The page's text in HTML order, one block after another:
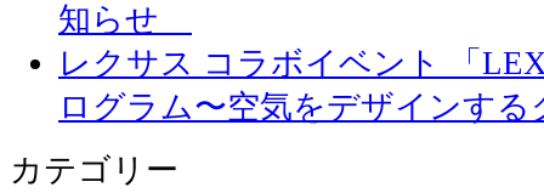
知らせ
レクサス コラボイベント 「
ログラム〜空気をデザインす
カテゴリー